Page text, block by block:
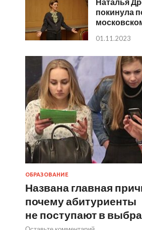
покинула
01.11.2023
ОБРАЗОВАНИЕ
Названа главная
почему абитуриенты
не поступают в